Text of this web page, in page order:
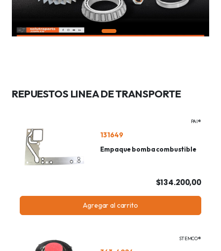
REPUESTOS LINEA DE TRANSPORTE
PAI®
131649
Empaque bomba combustible
$134.200,00
Agregar al carrito
STEMCO®